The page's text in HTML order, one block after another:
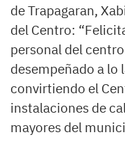
de Trapagaran,
del Centro:
personal del
desempeñado a lo
convirtiendo el
instalaciones de
mayores del